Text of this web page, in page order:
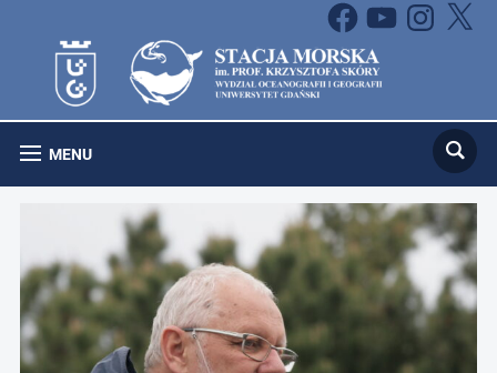
FacebookYouTubeInstagram
X
MENU